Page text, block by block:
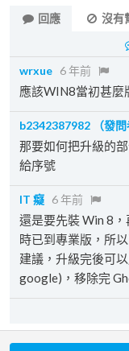
回應
沒有
wrxue 6 年前
應該WIN8當初甚
b2342387982 （發問
那要如何把升級的
給序號
IT 癡 6 年前
還是要先裝 Win 8
時已到專業版，所
建議，升級完後可
google)，移除完